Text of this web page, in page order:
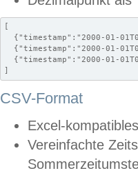
[
{"timestamp":"2000-01-
{"timestamp":"2000-01-
{"timestamp":"2000-01-
]
CSV-Format
Excel-
Vereinfachte